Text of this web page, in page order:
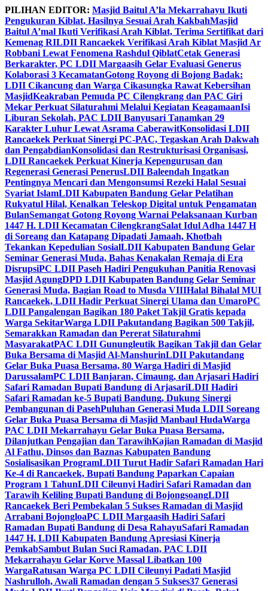
Skip
to
content
PILIHAN EDITOR: Masjid Baitul A’la Mekarrahayu Ikuti
Pengukuran Kiblat, Hasilnya Sesuai Arah KakbahMasjid
Baitul A’mal Ikuti Verifikasi Arah Kiblat, Terima Sertifikat dari
Kemenag RILDII Rancaekek Verifikasi Arah Kiblat Masjid Ar
Robbani Lewat Fenomena Rashdul QiblatCetak Generasi
Berkarakter, PC LDII Margaasih Gelar Evaluasi Generus
Kolaborasi 3 KecamatanGotong Royong di Bojong Badak:
LDII Cikancung dan Warga Cikasungka Rawat Kebersihan
MasjidKeakraban Pemuda PC Cilengkrang dan PAC Giri
Mekar Perkuat Silaturahmi Melalui Kegiatan KeagamaanIsi
Liburan Sekolah, PAC LDII Banyusari Tanamkan 29
Karakter Luhur Lewat Asrama CaberawitKonsolidasi LDII
Rancaekek Perkuat Sinergi PC-PAC, Tegaskan Arah Dakwah
dan PengabdianKonsolidasi dan Restrukturisasi Organisasi,
LDII Rancaekek Perkuat Kinerja Kepengurusan dan
Regenerasi Generasi PenerusLDII Baleendah Ingatkan
Pentingnya Mencari dan Mengonsumsi Rezeki Halal Sesuai
Syariat IslamLDII Kabupaten Bandung Gelar Pelatihan
Rukyatul Hilal, Kenalkan Teleskop Digital untuk Pengamatan
BulanSemangat Gotong Royong Warnai Pelaksanaan Kurban
1447 H. LDII Kecamatan CilengkrangSalat Idul Adha 1447 H
di Soreang dan Katapang Dipadati Jamaah, Khotbah
Tekankan Kepedulian SosialLDII Kabupaten Bandung Gelar
Seminar Generasi Muda, Bahas Kenakalan Remaja di Era
DisrupsiPC LDII Paseh Hadiri Pengukuhan Panitia Renovasi
Masjid AgungDPD LDII Kabupaten Bandung Gelar Seminar
Generasi Muda, Bagian Road to Musda VIIIHalal Bihalal MUI
Rancaekek, LDII Hadir Perkuat Sinergi Ulama dan UmaroPC
LDII Pangalengan Bagikan 180 Paket Takjil Gratis kepada
Warga SekitarWarga LDII Pakutandang Bagikan 500 Takjil,
Semarakkan Ramadan dan Pererat Silaturahmi
MasyarakatPAC LDII Gunungleutik Bagikan Takjil dan Gelar
Buka Bersama di Masjid Al-ManshurinLDII Pakutandang
Gelar Buka Puasa Bersama, 80 Warga Hadiri di Masjid
DarussalamPC LDII Banjaran, Cimaung, dan Arjasari Hadiri
Safari Ramadan Bupati Bandung di ArjasariLDII Hadiri
Safari Ramadan ke-5 Bupati Bandung, Dukung Sinergi
Pembangunan di PasehPuluhan Generasi Muda LDII Soreang
Gelar Buka Puasa Bersama di Masjid Manbaul HudaWarga
PAC LDII Mekarrahayu Gelar Buka Puasa Bersama,
Dilanjutkan Pengajian dan TarawihKajian Ramadan di Masjid
Al Fathu, Dinsos dan Baznas Kabupaten Bandung
Sosialisasikan ProgramLDII Turut Hadir Safari Ramadan Hari
Ke-4 di Rancaekek, Bupati Bandung Paparkan Capaian
Program 1 TahunLDII Cileunyi Hadiri Safari Ramadan dan
Tarawih Keliling Bupati Bandung di BojongsoangLDII
Rancaekek Beri Pembekalan 5 Sukses Ramadan di Masjid
Arrabani BojongloaPC LDII Margaasih Hadiri Safari
Ramadan Bupati Bandung di Desa RahayuSafari Ramadan
1447 H, LDII Kabupaten Bandung Apresiasi Kinerja
PemkabSambut Bulan Suci Ramadan, PAC LDII
Mekarrahayu Gelar Korve Massal Libatkan 100
WargaRatusan Warga PC LDII Cileunyi Padati Masjid
Nashrulloh, Awali Ramadan dengan 5 Sukses37 Generasi